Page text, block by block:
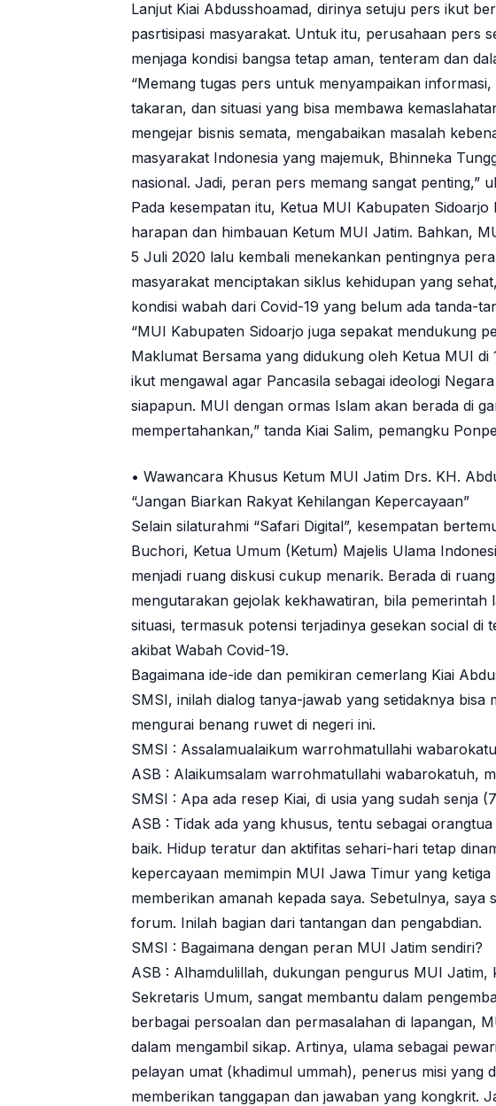
Lanjut Kiai Abdusshoamad, dirinya setuju pers ikut
pasrtisipasi masyarakat. Untuk itu, perusahaan pers
menjaga kondisi bangsa tetap aman, tenteram dan
“Memang tugas pers untuk menyampaikan
takaran, dan situasi yang bisa membawa
mengejar bisnis semata, mengabaikan masalah
masyarakat Indonesia yang majemuk, Bhinneka
nasional. Jadi, peran pers memang sangat penting,”
Pada kesempatan itu, Ketua MUI Kabupaten
harapan dan himbauan Ketum MUI Jatim. Bahkan,
5 Juli 2020 lalu kembali menekankan pentingnya
masyarakat menciptakan siklus kehidupan yang
kondisi wabah dari Covid-19 yang belum ada tanda-
“MUI Kabupaten Sidoarjo juga sepakat mendukung
Maklumat Bersama yang didukung oleh Ketua MUI di
ikut mengawal agar Pancasila sebagai ideologi
siapapun. MUI dengan ormas Islam akan berada di
mempertahankan,” tanda Kiai Salim, pemangku
• Wawancara Khusus Ketum MUI Jatim Drs. KH.
“Jangan Biarkan Rakyat Kehilangan Kepercayaan”
Selain silaturahmi “Safari Digital”, kesempatan
Buchori, Ketua Umum (Ketum) Majelis Ulama
menjadi ruang diskusi cukup menarik. Berada di
mengutarakan gejolak kekhawatiran, bila pemerintah
situasi, termasuk potensi terjadinya gesekan social di
akibat Wabah Covid-19.
Bagaimana ide-ide dan pemikiran cemerlang Kiai
SMSI, inilah dialog tanya-jawab yang setidaknya bisa
mengurai benang ruwet di negeri ini.
SMSI : Assalamualaikum warrohmatullahi
ASB : Alaikumsalam warrohmatullahi wabarokatuh,
SMSI : Apa ada resep Kiai, di usia yang sudah senja
ASB : Tidak ada yang khusus, tentu sebagai
baik. Hidup teratur dan aktifitas sehari-hari tetap
kepercayaan memimpin MUI Jawa Timur yang
memberikan amanah kepada saya. Sebetulnya, saya
forum. Inilah bagian dari tantangan dan pengabdian.
SMSI : Bagaimana dengan peran MUI Jatim sendiri?
ASB : Alhamdulillah, dukungan pengurus MUI Jatim,
Sekretaris Umum, sangat membantu dalam
berbagai persoalan dan permasalahan di lapangan,
dalam mengambil sikap. Artinya, ulama sebagai
pelayan umat (khadimul ummah), penerus misi yang
memberikan tanggapan dan jawaban yang kongkrit.